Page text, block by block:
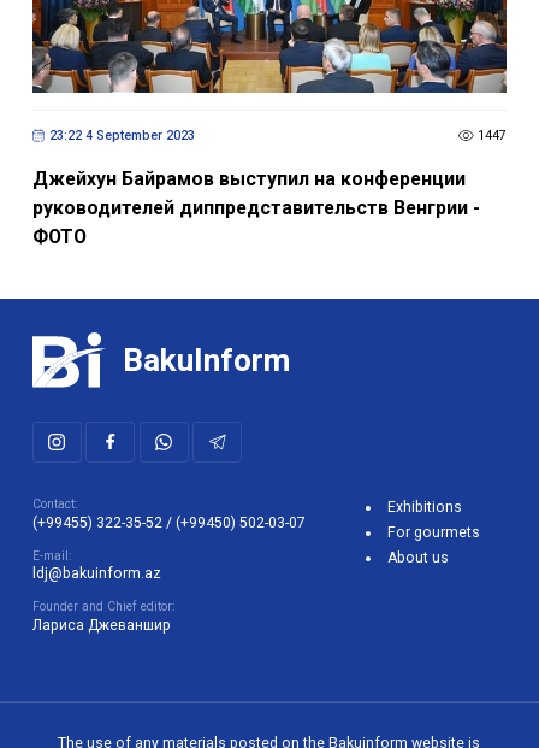
23:22 4 September 2023 1447
Джейхун Байрамов выступил на конференции
руководителей диппредставительств Венгрии -
ФОТО
BakuInform
Contact:
(+99455) 322-35-52 / (+99450) 502-03-07
E-mail:
ldj@bakuinform.az
Founder and Chief editor:
Лариса Джеваншир
Exhibitions
For gourmets
About us
The use of any materials posted on the Bakuinform website is